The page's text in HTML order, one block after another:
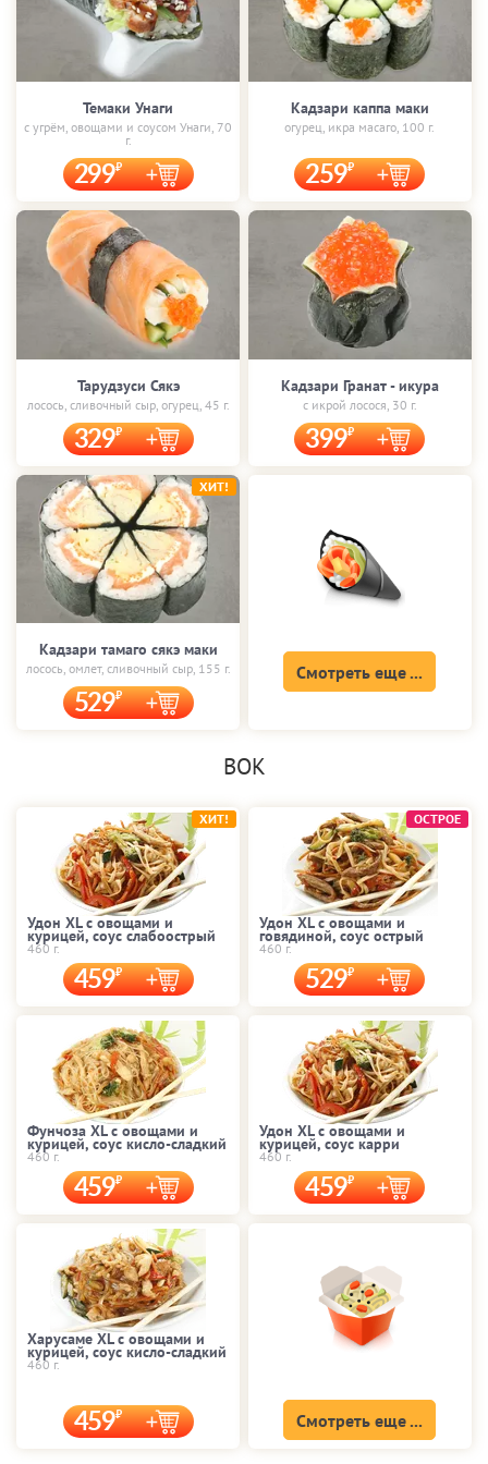
Темаки Унаги
с угрём, овощами и соусом Унаги, 70
г.
299
Кадзари каппа маки
огурец, икра масаго, 100 г.
259
Тарудзуси Сякэ
лосось, сливочный сыр, огурец, 45 г.
329
Кадзари Гранат - икура
с икрой лосося, 30 г.
399
Кадзари тамаго сякэ маки
лосось, омлет, сливочный сыр, 155 г.
529
ХИТ!
Смотреть еще ...
ВОК
Удон XL с овощами и
курицей, соус слабоострый
460 г.
459
ХИТ!
Удон XL с овощами и
говядиной, соус острый
460 г.
529
ОСТРОЕ
Фунчоза XL с овощами и
курицей, соус кисло-сладкий
460 г.
459
Удон XL с овощами и
курицей, соус карри
460 г.
459
Харусаме XL с овощами и
курицей, соус кисло-сладкий
460 г.
459 Смотреть еще ...